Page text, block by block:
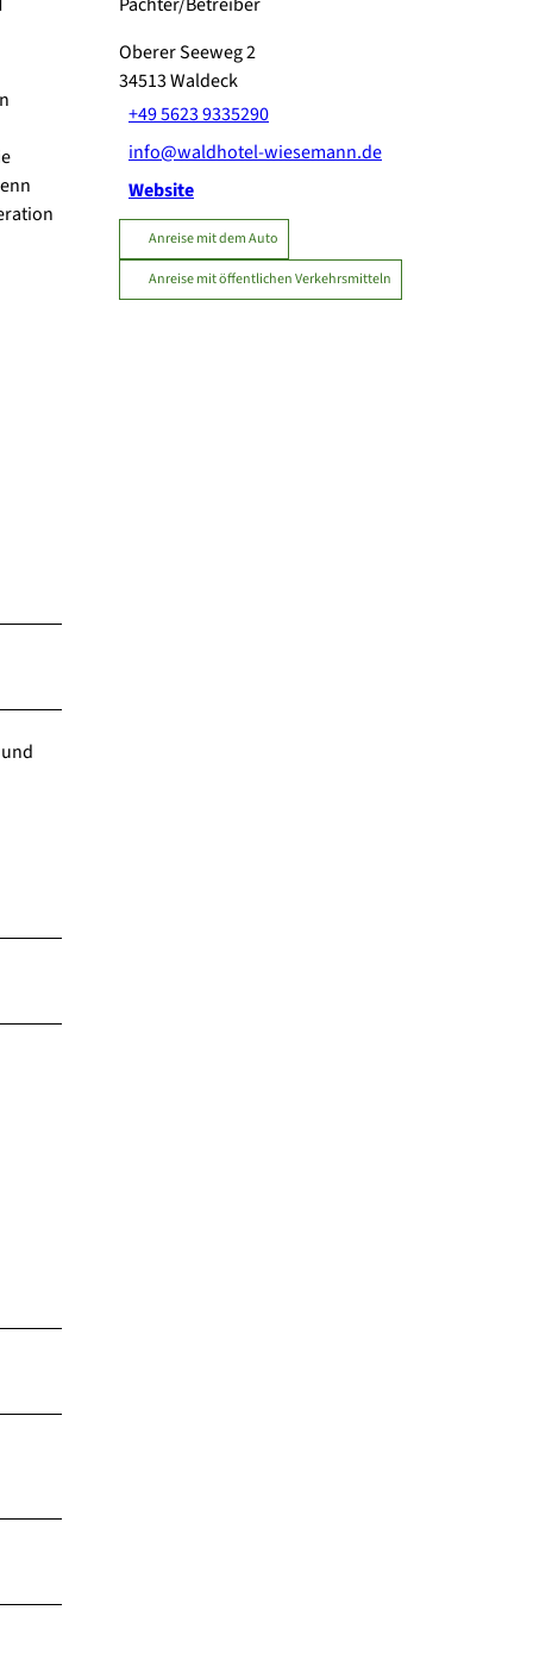
Oberer Seeweg 2
34513Waldeck
+49 5623 9335290
info@waldhotel-wiesemann.de
Website
Anreise mit dem Auto
Anreise mit öffentlichen Verkehrsmitteln